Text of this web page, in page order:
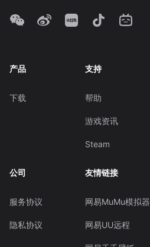
产品
下载
支持
帮助
游戏资讯
Steam
公司
服务协议
隐私协议
友情链接
网易MuMu模拟器
网易UU远程